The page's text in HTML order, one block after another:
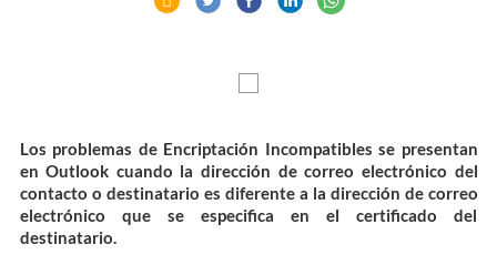
Los problemas de Encriptación Incompatibles se presentan
en Outlook cuando la dirección de correo electrónico del
contacto o destinatario es diferente a la dirección de correo
electrónico que se especifica en el certificado del
destinatario.